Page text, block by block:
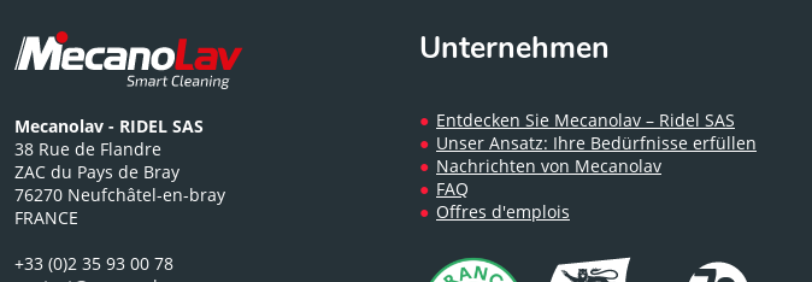
Mecanolav - RIDEL SAS
38 Rue de Flandre
ZAC du Pays de Bray
76270 Neufchâtel-en-bray
FRANCE
+33 (0)2 35 93 00 78
Unternehmen
Entdecken Sie Mecanolav – Ridel SAS
Unser Ansatz: Ihre Bedürfnisse erfüllen
Nachrichten von Mecanolav
FAQ
Offres d'emplois